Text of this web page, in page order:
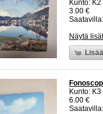
Kunto:
3.00 €
Näytä
Kunto:
6.00 €